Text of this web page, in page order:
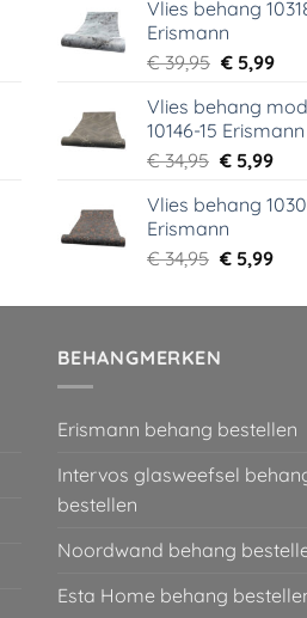
was:
€ 29,95.
is:
Vlies behang
Erismann
€39,95
was:
€ 39,95.
€5,99
is:
€
Vlies behang
10146-15 Erismann
€34,95
was:
€ 34,95.
€5,99
is:
Vlies behang
Erismann
€34,95
was:
€5,99
is:
BEHANGMERKEN
Erismann behang bestellen
Intervos glasweefsel
bestellen
Noordwand behang
Esta Home behang